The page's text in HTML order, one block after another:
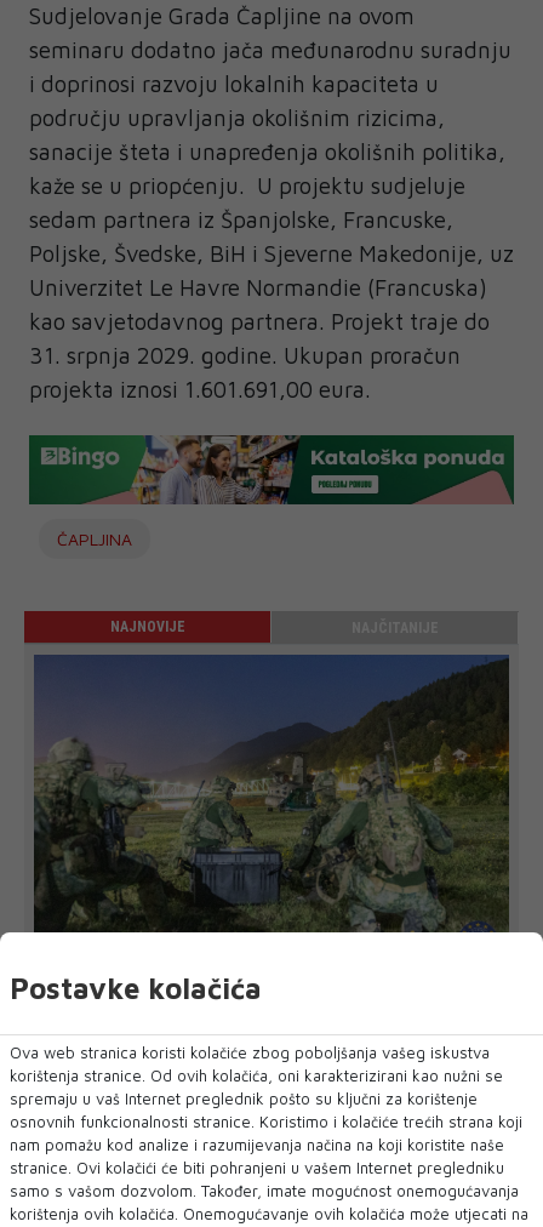
Sudjelovanje Grada Čapljine na ovom
seminaru dodatno jača međunarodnu suradnju
i doprinosi razvoju lokalnih kapaciteta u
području upravljanja okolišnim rizicima,
sanacije šteta i unapređenja okolišnih politika,
kaže se u priopćenju. U projektu sudjeluje
sedam partnera iz Španjolske, Francuske,
Poljske, Švedske, BiH i Sjeverne Makedonije, uz
Univerzitet Le Havre Normandie (Francuska)
kao savjetodavnog partnera. Projekt traje do
31. srpnja 2029. godine. Ukupan proračun
projekta iznosi 1.601.691,00 eura.
ČAPLJINA
NAJNOVIJE
UOČI VJEŽBE 'BRZI ODGOVOR 2026'
EUFOR je u srijedu navečer uspješno izveo združenu vježbu
u kojoj je sudjelovalo osoblje...
Postavke kolačića
Ova web stranica koristi kolačiće zbog poboljšanja vašeg iskustva
korištenja stranice. Od ovih kolačića, oni karakterizirani kao nužni se
spremaju u vaš Internet preglednik pošto su ključni za korištenje
osnovnih funkcionalnosti stranice. Koristimo i kolačiće trećih strana koji
nam pomažu kod analize i razumijevanja načina na koji koristite naše
stranice. Ovi kolačići će biti pohranjeni u vašem Internet pregledniku
samo s vašom dozvolom. Također, imate mogućnost onemogućavanja
korištenja ovih kolačića. Onemogućavanje ovih kolačića može utjecati na